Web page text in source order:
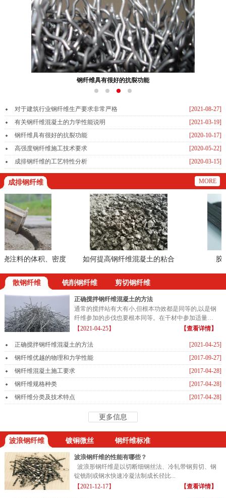
钢纤维具有很好的抗裂功能
[2021-08-27]
对于建筑行业钢纤维生产要求非常严格
[2021-03-19]
有关钢纤维混凝土的力学性能说明
[2020-10-17]
钢纤维具有很好的抗裂功能
[2020-05-22]
高强度钢纤维施工技术要求
[2020-03-15]
成排钢纤维的工艺特性分析
成排钢纤维 MORE
料的体积、密度
如何提高钢纤维混凝土的粘合 胶粘
散钢纤维 铣削钢纤维 剪切钢纤维
正确搅拌钢纤维混凝土的方法
通常的搅拌站有大有小,但根本功效都是同等的,以是钢
纤维参加的步伐也要根本同等。在干材中参加适量的
钢纤维...
【2021-04-25】 【查看详情】
[2021-04-25]
正确搅拌钢纤维混凝土的方法
[2017-09-27]
钢纤维优越的物理和力学性能
[2017-04-28]
钢纤维混凝土施工要求
[2017-04-28]
钢纤维规格种类
[2017-04-28]
钢纤维分类及技术特点
更多信息
波浪钢纤维 镀铜微丝 钢纤维标准
波浪钢纤维的性能有哪些？
波浪形钢纤维是以切断细钢丝法、冷轧带钢剪切、钢
锭铣削或钢水快速冷凝法制成长径比...
【2021-12-17】
【查看详情】